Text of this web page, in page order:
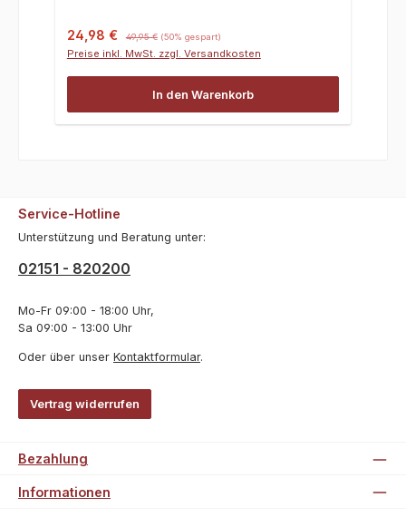
Verkaufspreis:
24,98 € 49,95 € (50% gespart)
Preise inkl. MwSt. zzgl. Versandkosten
In den Warenkorb
Service-Hotline
Unterstützung und Beratung unter:
02151 - 820200
Mo-Fr 09:00 - 18:00 Uhr,
Sa 09:00 - 13:00 Uhr
Oder über unser Kontaktformular.
Vertrag widerrufen
Bezahlung
Informationen